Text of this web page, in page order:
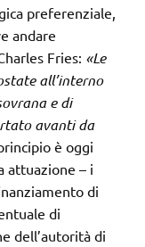
preferenziale,
andare
Fries: «Le
all’interno
e di
avanti da
è oggi
attuazione – i
di
di
dell’autorità di